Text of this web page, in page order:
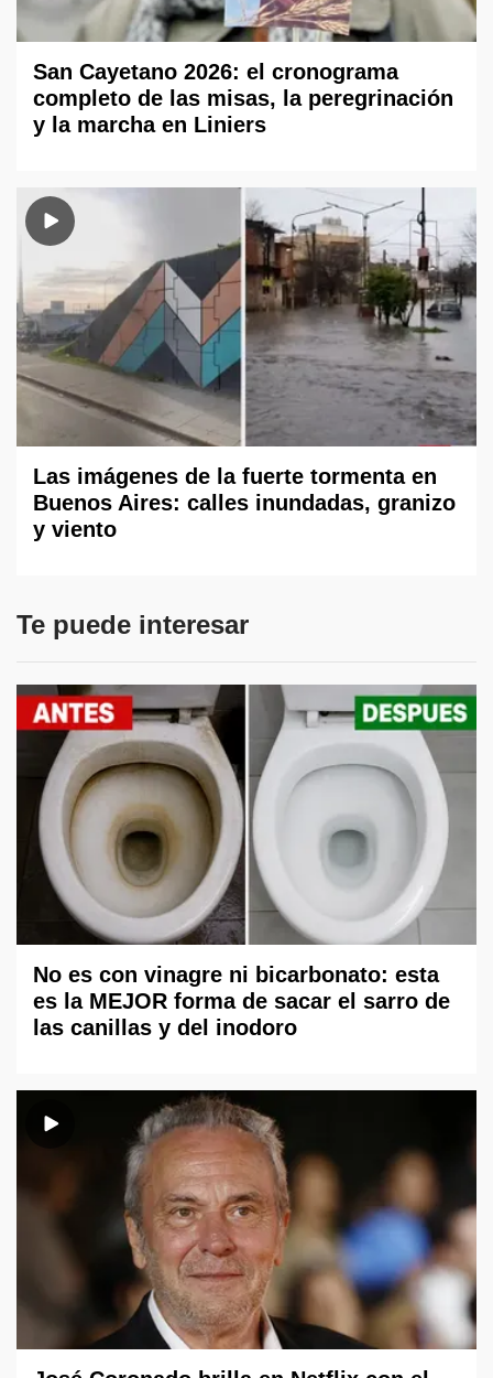
San Cayetano 2026: el cronograma
completo de las misas, la peregrinación
y la marcha en Liniers
Las imágenes de la fuerte tormenta en
Buenos Aires: calles inundadas, granizo
y viento
Te puede interesar
No es con vinagre ni bicarbonato: esta
es la MEJOR forma de sacar el sarro de
las canillas y del inodoro